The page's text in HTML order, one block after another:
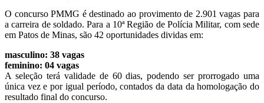
O concurso PMMG é destinado ao provimento de 2.901 vagas para
a carreira de soldado. Para a 10ª Região de Polícia Militar, com sede
em Patos de Minas, são 42 oportunidades dividas em:
masculino: 38 vagas
feminino: 04 vagas
A seleção terá validade de 60 dias, podendo ser prorrogado uma
única vez e por igual período, contados da data da homologação do
resultado final do concurso.